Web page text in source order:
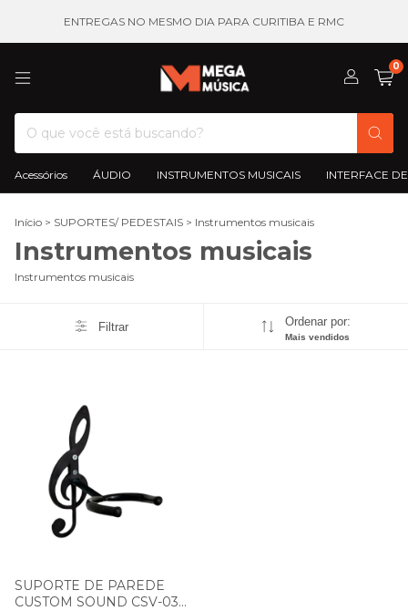
ENTREGAS NO MESMO DIA PARA CURITIBA E RMC
0
Acessórios ÁUDIO INSTRUMENTOS MUSICAIS INTERFACE
Início > SUPORTES/ PEDESTAIS > Instrumentos musicais
Instrumentos musicais
Instrumentos musicais
Filtrar Ordenar por:
Mais vendidos
SUPORTE DE PAREDE
CUSTOM SOUND CSV-03